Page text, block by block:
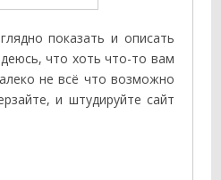
показать и описать
что хоть что-то вам
не всё что возможно
и штудируйте сайт